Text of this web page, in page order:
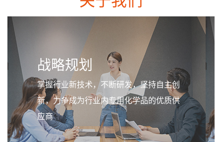
战略规划
掌握行业新技术，不断研发，坚持自主创
新，力争成为行业内专用化学品的优质供
应商